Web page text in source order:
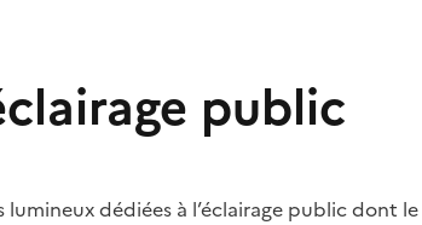
public
dédiées à l’éclairage public dont le